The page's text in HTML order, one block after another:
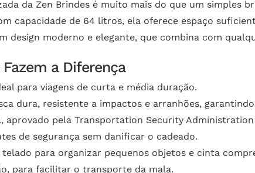
da Zen Brindes é muito mais do que um simples
capacidade de 64 litros, ela oferece espaço
design moderno e elegante, que combina com
a Diferença
para viagens de curta e média duração.
dura, resistente a impactos e arranhões,
aprovado pela Transportation Security
de segurança sem danificar o cadeado.
telado para organizar pequenos objetos e cinta
para facilitar o transporte da mala.